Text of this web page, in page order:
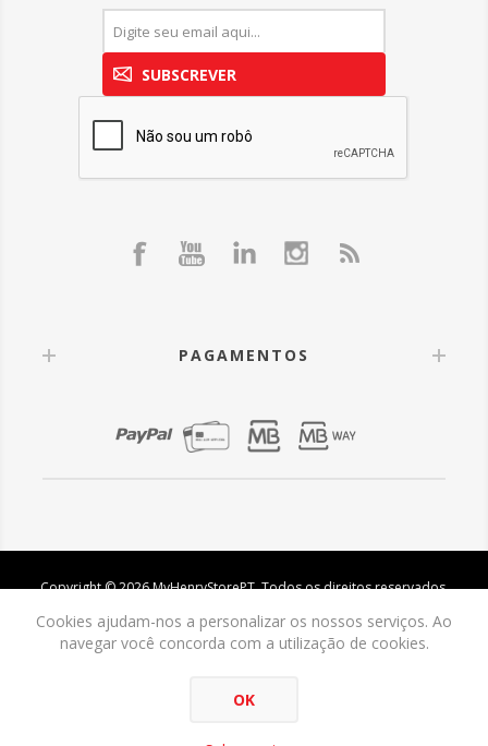
SUBSCREVER
PAGAMENTOS
Copyright © 2026 MyHenryStorePT. Todos os direitos reservados.
Cookies ajudam-nos a personalizar os nossos serviços. Ao
navegar você concorda com a utilização de cookies.
OK